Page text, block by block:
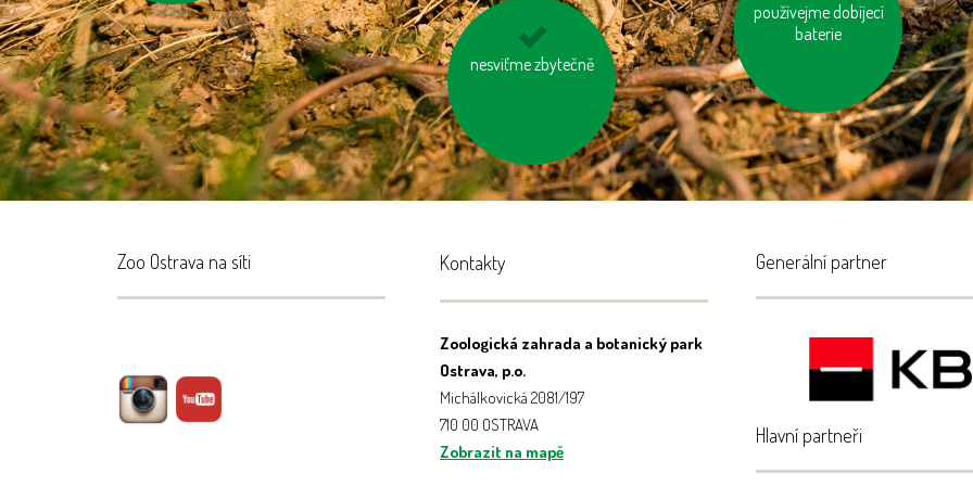
nesviťme zbytečně
nespalujme odpady
používejme dobíjecí
baterie
zatepleme si dům
Zoo Ostrava na síti Kontakty
Zoologická zahrada a botanický park
Ostrava, p.o.
Michálkovická 2081/197
710 00 OSTRAVA
Zobrazit na mapě
Generální partner
Hlavní partneři